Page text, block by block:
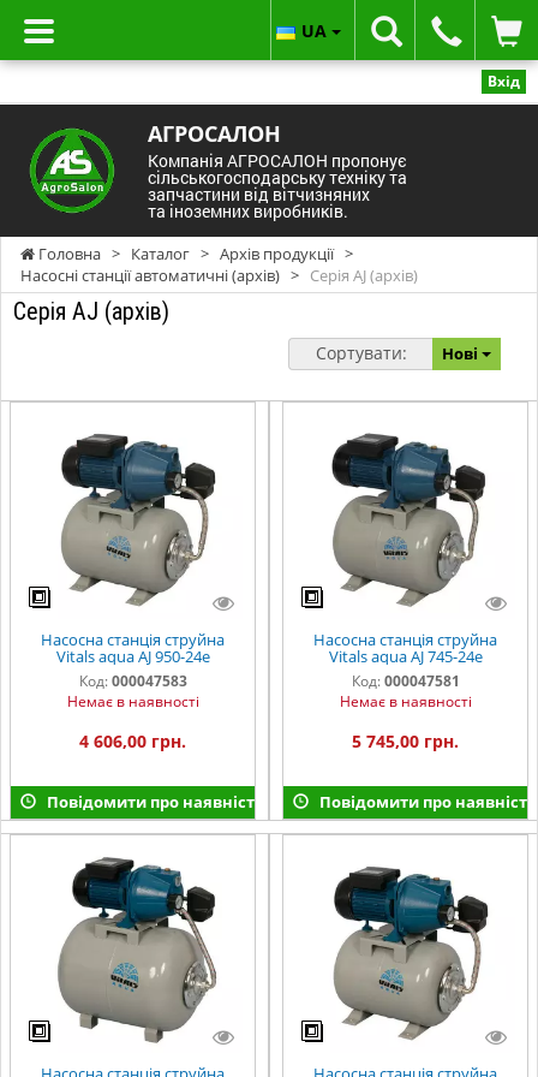
Вхід
АГРОСАЛОН
Компанія АГРОСАЛОН пропонує
сільськогосподарську техніку та
запчастини від вітчизняних
та іноземних виробників.
UA
Головна > Каталог > Архів продукції >
Насосні станції автоматичні (архів) > Серія AJ (архів)
Серія AJ (архів)
Сортувати: Нові
Насосна станція струйна
Vitals aqua AJ 950-24e
Код: 000047583
Немає в наявності
4 606,00 грн.
Повідомити про наявність
Насосна станція струйна
Vitals aqua AJ 745-24e
Код: 000047581
Немає в наявності
5 745,00 грн.
Повідомити про наявність